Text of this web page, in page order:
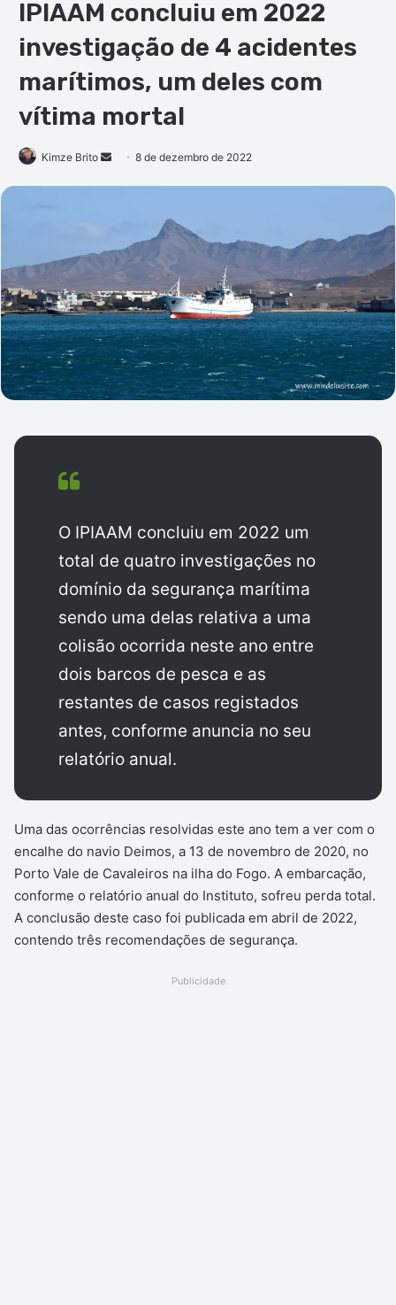
IPIAAM concluiu em 2022
investigação de 4 acidentes
marítimos, um deles com
vítima mortal
Kimze Brito
Mande8 de dezembro de 2022
O IPIAAM concluiu em 2022 um
total de quatro investigações no
domínio da segurança marítima
sendo uma delas relativa a uma
colisão ocorrida neste ano entre
dois barcos de pesca e as
restantes de casos registados
antes, conforme anuncia no seu
relatório anual.
Uma das ocorrências resolvidas este ano tem a ver com o
encalhe do navio Deimos, a 13 de novembro de 2020, no
Porto Vale de Cavaleiros na ilha do Fogo. A embarcação,
conforme o relatório anual do Instituto, sofreu perda total.
A conclusão deste caso foi publicada em abril de 2022,
contendo três recomendações de segurança.
Publicidade